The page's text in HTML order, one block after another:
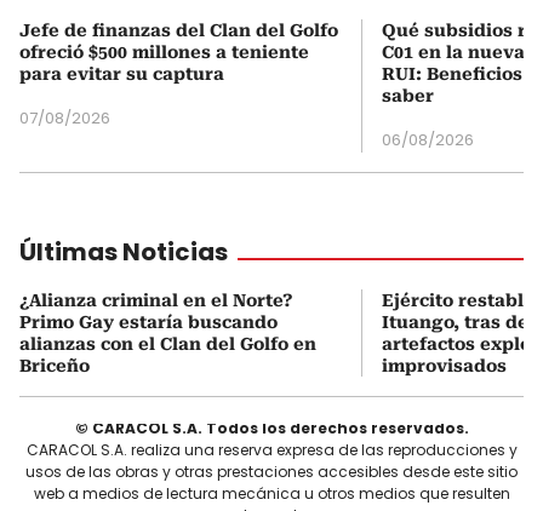
Jefe de finanzas del Clan del Golfo
ofreció $500 millones a teniente
para evitar su captura
07/08/2026
Qué subsidios
C01 en la nueva
RUI: Beneficios
saber
06/08/2026
Últimas Noticias
¿Alianza criminal en el Norte?
Primo Gay estaría buscando
alianzas con el Clan del Golfo en
Briceño
Ejército
Ituango, tras
artefactos
improvisados
© CARACOL S.A. Todos los derechos reservados.
CARACOL S.A. realiza una reserva expresa de las reproducciones y
usos de las obras y otras prestaciones accesibles desde este sitio
web a medios de lectura mecánica u otros medios que resulten